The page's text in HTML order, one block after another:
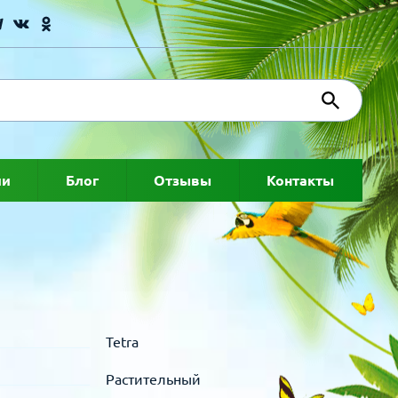
Блог Отзывы Контакты
Tetra
Растительный